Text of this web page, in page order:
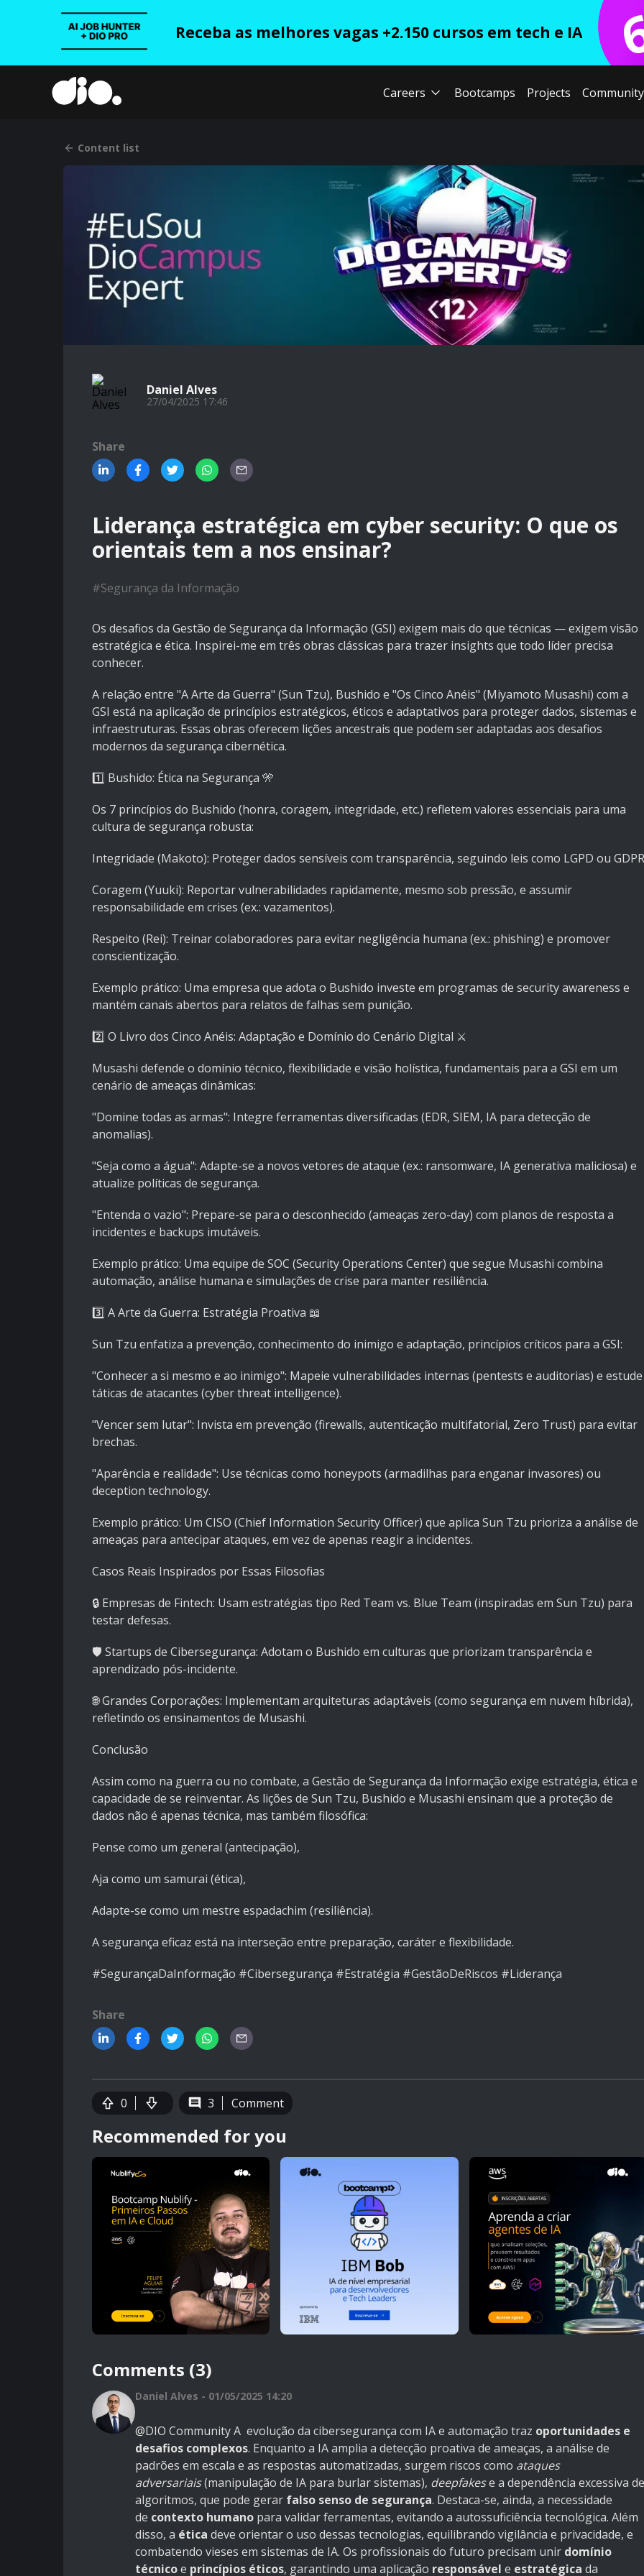
Receba as melhores vagas +2.150 cursos em tech e IA
Careers Bootcamps Projects Community
Content list
Daniel Alves
27/04/2025 17:46
Share
Liderança estratégica em cyber security: O que os
orientais tem a nos ensinar?
#Segurança da Informação
Os desafios da Gestão de Segurança da Informação (GSI) exigem mais do que técnicas — exigem visão
estratégica e ética. Inspirei-me em três obras clássicas para trazer insights que todo líder precisa
conhecer.
A relação entre "A Arte da Guerra" (Sun Tzu), Bushido e "Os Cinco Anéis" (Miyamoto Musashi) com a
GSI está na aplicação de princípios estratégicos, éticos e adaptativos para proteger dados, sistemas e
infraestruturas. Essas obras oferecem lições ancestrais que podem ser adaptadas aos desafios
modernos da segurança cibernética.
1️⃣ Bushido: Ética na Segurança 🎌
Os 7 princípios do Bushido (honra, coragem, integridade, etc.) refletem valores essenciais para uma
cultura de segurança robusta:
Integridade (Makoto): Proteger dados sensíveis com transparência, seguindo leis como LGPD ou
Coragem (Yuuki): Reportar vulnerabilidades rapidamente, mesmo sob pressão, e assumir
responsabilidade em crises (ex.: vazamentos).
Respeito (Rei): Treinar colaboradores para evitar negligência humana (ex.: phishing) e promover
conscientização.
Exemplo prático: Uma empresa que adota o Bushido investe em programas de security awareness e
mantém canais abertos para relatos de falhas sem punição.
2️⃣ O Livro dos Cinco Anéis: Adaptação e Domínio do Cenário Digital ⚔️
Musashi defende o domínio técnico, flexibilidade e visão holística, fundamentais para a GSI em um
cenário de ameaças dinâmicas:
"Domine todas as armas": Integre ferramentas diversificadas (EDR, SIEM, IA para detecção de
anomalias).
"Seja como a água": Adapte-se a novos vetores de ataque (ex.: ransomware, IA generativa maliciosa) e
atualize políticas de segurança.
"Entenda o vazio": Prepare-se para o desconhecido (ameaças zero-day) com planos de resposta a
incidentes e backups imutáveis.
Exemplo prático: Uma equipe de SOC (Security Operations Center) que segue Musashi combina
automação, análise humana e simulações de crise para manter resiliência.
3️⃣ A Arte da Guerra: Estratégia Proativa 📖
Sun Tzu enfatiza a prevenção, conhecimento do inimigo e adaptação, princípios críticos para a GSI:
"Conhecer a si mesmo e ao inimigo": Mapeie vulnerabilidades internas (pentests e auditorias) e estude
táticas de atacantes (cyber threat intelligence).
"Vencer sem lutar": Invista em prevenção (firewalls, autenticação multifatorial, Zero Trust) para evitar
brechas.
"Aparência e realidade": Use técnicas como honeypots (armadilhas para enganar invasores) ou
deception technology.
Exemplo prático: Um CISO (Chief Information Security Officer) que aplica Sun Tzu prioriza a análise de
ameaças para antecipar ataques, em vez de apenas reagir a incidentes.
Casos Reais Inspirados por Essas Filosofias
🔒 Empresas de Fintech: Usam estratégias tipo Red Team vs. Blue Team (inspiradas em Sun Tzu) para
testar defesas.
🛡️ Startups de Cibersegurança: Adotam o Bushido em culturas que priorizam transparência e
aprendizado pós-incidente.
🌐 Grandes Corporações: Implementam arquiteturas adaptáveis (como segurança em nuvem híbrida),
refletindo os ensinamentos de Musashi.
Conclusão
Assim como na guerra ou no combate, a Gestão de Segurança da Informação exige estratégia, ética e
capacidade de se reinventar. As lições de Sun Tzu, Bushido e Musashi ensinam que a proteção de
dados não é apenas técnica, mas também filosófica:
Pense como um general (antecipação),
Aja como um samurai (ética),
Adapte-se como um mestre espadachim (resiliência).
A segurança eficaz está na interseção entre preparação, caráter e flexibilidade.
#SegurançaDaInformação #Cibersegurança #Estratégia #GestãoDeRiscos #Liderança
Share
0 3 Comment
Recommended for you
Comments (3)
Daniel Alves - 01/05/2025 14:20
@DIO CommunityA evolução da cibersegurança com IA e automação traz oportunidades e
desafios complexos. Enquanto a IA amplia a detecção proativa de ameaças, a análise de
padrões em escala e as respostas automatizadas, surgem riscos como ataques
adversariais(manipulação de IA para burlar sistemas), deepfakese a dependência excessiva de
algoritmos, que pode gerar falso senso de segurança. Destaca-se, ainda, a necessidade
de contexto humano para validar ferramentas, evitando a autossuficiência tecnológica. Além
disso, a ética deve orientar o uso dessas tecnologias, equilibrando vigilância e privacidade, e
combatendo vieses em sistemas de IA. Os profissionais do futuro precisam unir domínio
técnicoe princípios éticos, garantindo uma aplicação responsável e estratégica da